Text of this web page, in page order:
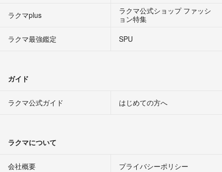
ラクマplus
ラクマ公式ショップ ファッシ
ョン特集
ラクマ最強鑑定
SPU
ガイド
ラクマ公式ガイド はじめての方へ
ラクマについて
会社概要 プライバシーポリシー